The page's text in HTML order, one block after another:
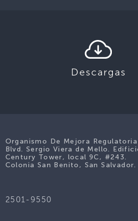
Descargas
Organismo De Mejora Regulatoria
Blvd. Sergio Viera de Mello.
Century Tower, local 9C, #243.
Colonia San Benito, San Salvador.
2501-9550